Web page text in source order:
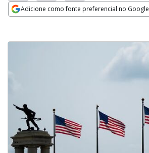
Adicione como fonte preferencial no Google